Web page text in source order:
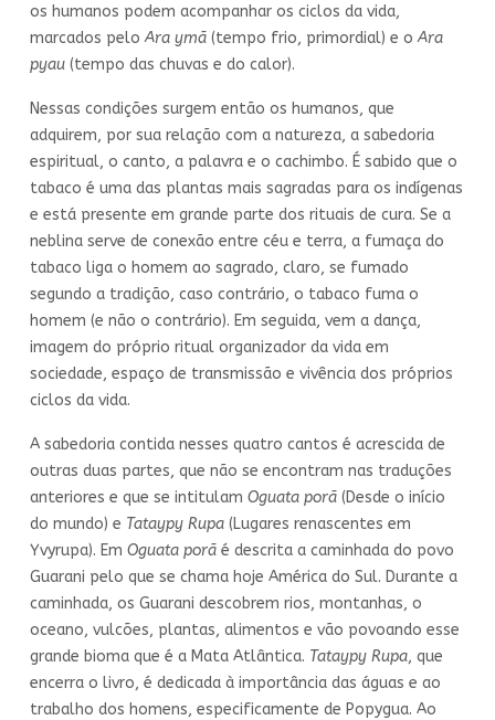
os humanos podem acompanhar os ciclos da vida,
marcados peloAra ymã (tempo frio, primordial) e oAra
pyau (tempo das chuvas e do calor).
Nessas condições surgem então os humanos, que
adquirem, por sua relação com a natureza, a sabedoria
espiritual, o canto, a palavra e o cachimbo. É sabido que o
tabaco é uma das plantas mais sagradas para os indígenas
e está presente em grande parte dos rituais de cura. Se a
neblina serve de conexão entre céu e terra, a fumaça do
tabaco liga o homem ao sagrado, claro, se fumado
segundo a tradição, caso contrário, o tabaco fuma o
homem (e não o contrário). Em seguida, vem a dança,
imagem do próprio ritual organizador da vida em
sociedade, espaço de transmissão e vivência dos próprios
ciclos da vida.
A sabedoria contida nesses quatro cantos é acrescida de
outras duas partes, que não se encontram nas traduções
anteriores e que se intitulam Oguata porã (Desde o início
do mundo) e Tataypy Rupa (Lugares renascentes em
Yvyrupa). Em Oguata porã é descrita a caminhada do povo
Guarani pelo que se chama hoje América do Sul. Durante a
caminhada, os Guarani descobrem rios, montanhas, o
oceano, vulcões, plantas, alimentos e vão povoando esse
grande bioma que é a Mata Atlântica. Tataypy Rupa, que
encerra o livro, é dedicada à importância das águas e ao
trabalho dos homens, especificamente de Popygua. Ao